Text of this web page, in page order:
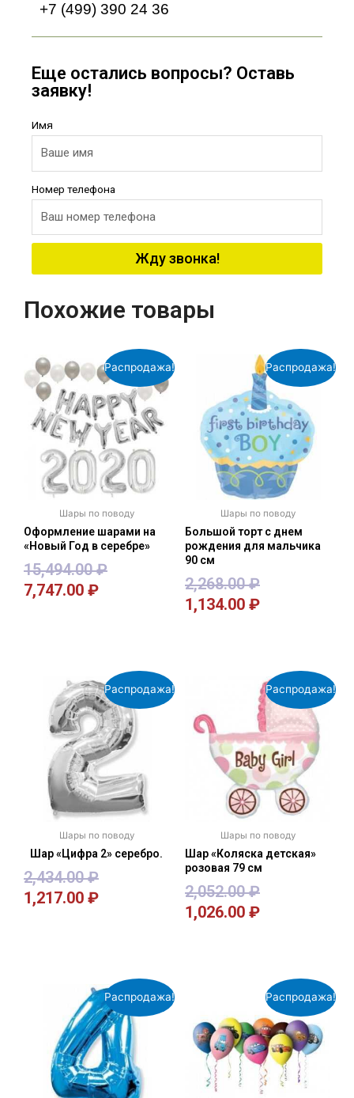
+7 (499) 390 24 36
Еще остались вопросы? Оставь
заявку!
Имя
Номер телефона
Жду звонка!
Похожие товары
Распродажа!
Шары по поводу
Оформление шарами на
«Новый Год в серебре»
15,494.00₽
7,747.00 ₽
Распродажа!
Шары по поводу
Большой торт с днем
рождения для мальчика
90 см
2,268.00₽
1,134.00 ₽
Распродажа!
Шары по поводу
Шар «Цифра 2» серебро.
2,434.00₽
1,217.00 ₽
Распродажа!
Шары по поводу
Шар «Коляска детская»
розовая 79 см
2,052.00₽
1,026.00 ₽
Распродажа! Распродажа!